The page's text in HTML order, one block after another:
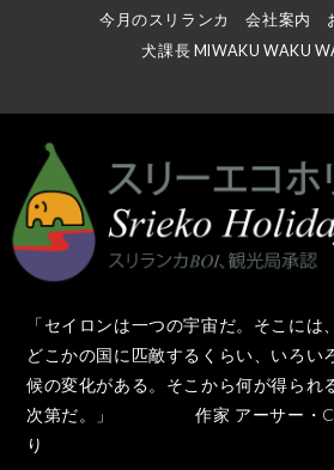
今月のスリランカ
会社案内
犬課長 MIWAKU WAKU
「セイロンは一つの宇宙だ。そこには
どこかの国に匹敵するくらい、いろい
候の変化がある。そこから何が得られ
次第だ。」 作家 アーサー・C・
り